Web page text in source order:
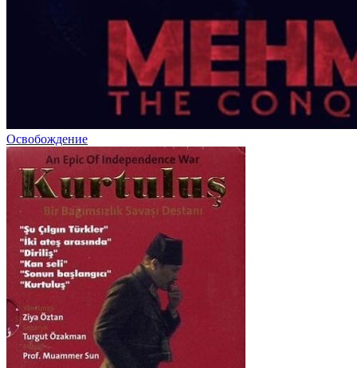
Освобождение